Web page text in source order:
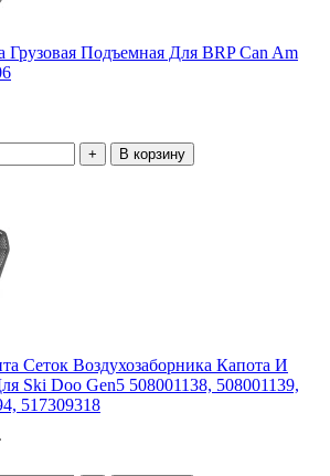
Грузовая Подъемная Для BRP Can Am
В корзину
Сеток Воздухозаборника Капота И
Ski Doo Gen5 508001138, 508001139,
517309318